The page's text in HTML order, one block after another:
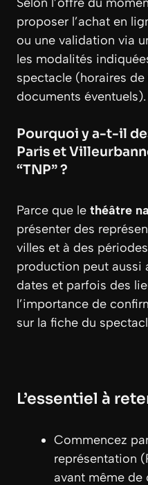
proposer l’achat en
ou une validation via
les modalités
spectacle (horaires de
documents éventuels).
Pourquoi y a-t-il
Paris et
“TNP” ?
Parce que le théâtre
présenter des
villes et à des
production peut aussi
dates et parfois des
l’importance de
sur la fiche du
L’essentiel à
Commencez
représentation
avant même de